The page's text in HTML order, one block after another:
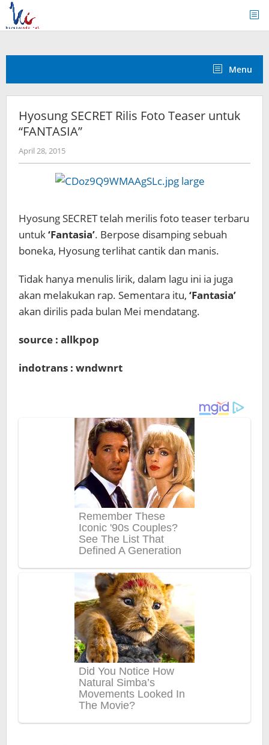
Skip
content
Menu
Hyosung SECRET Rilis Foto Teaser untuk
“FANTASIA”
April 28, 2015by
Koreanindo
Hyosung SECRET telah merilis foto teaser terbaru
untuk‘Fantasia’. Berpose disamping sebuah
boneka, Hyosung terlihat cantik dan manis.
Tidak hanya menulis lirik, dalam lagu ini ia juga
akan melakukan rap. Sementara itu, ‘Fantasia’
akan dirilis pada bulan Mei mendatang.
source : allkpop
indotrans : wndwnrt